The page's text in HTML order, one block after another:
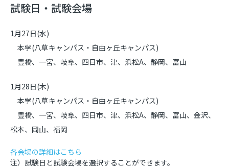
試験日・試験会場
1月27日(水)
本学(八草キャンパス・自由ヶ丘キャンパス)
豊橋、一宮、岐阜、四日市、津、浜松A、静岡、富山
1月28日(木)
本学(八草キャンパス・自由ヶ丘キャンパス)
豊橋、一宮、岐阜、四日市、津、浜松A、静岡、富山、金沢、
松本、岡山、福岡
各会場の詳細はこちら
注）試験日と試験会場を選択することができます。